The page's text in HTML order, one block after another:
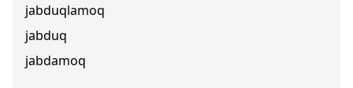
jabduqlamoq
jabduq
jabdamoq